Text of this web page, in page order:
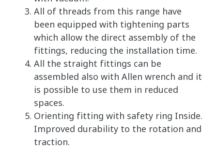
All of threads from this range have
been equipped with tightening parts
which allow the direct assembly of the
fittings, reducing the installation time.
All the straight fittings can be
assembled also with Allen wrench and it
is possible to use them in reduced
spaces.
Orienting fitting with safety ring Inside.
Improved durability to the rotation and
traction.